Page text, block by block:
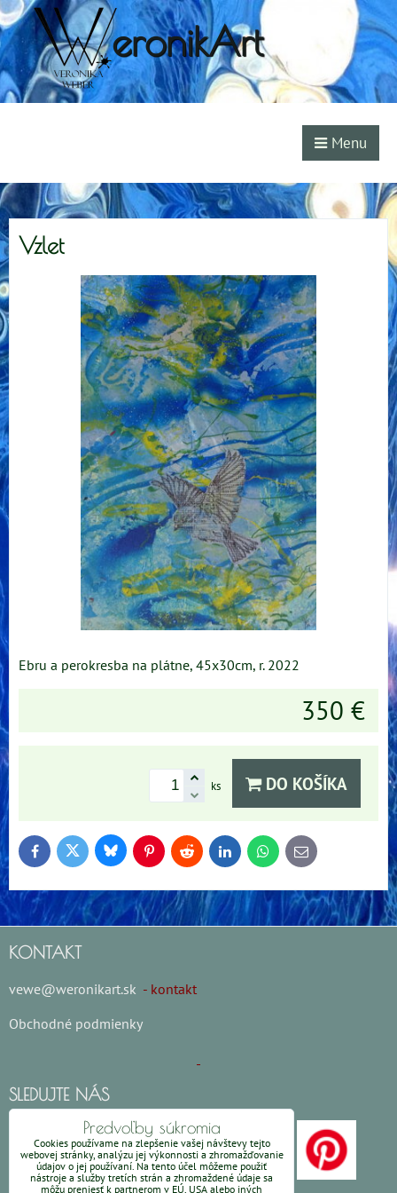
eronikArt
Menu
Vzlet
Ebru a perokresba na plátne, 45x30cm, r. 2022
350 €
ks DO KOŠÍKA
FacebookTwitter BlueskyPinterestReddit LinkedInWhatsApp
E-
mail
KONTAKT
vewe@weronikart.sk - kontakt
Obchodné podmienky
SLEDUJTE NÁS
Predvoľby súkromia
Cookies používame na zlepšenie vašej návštevy tejto
webovej stránky, analýzu jej výkonnosti a zhromažďovanie
údajov o jej používaní. Na tento účel môžeme použiť
nástroje a služby tretích strán a zhromaždené údaje sa
môžu preniesť k partnerom v EÚ, USA alebo iných